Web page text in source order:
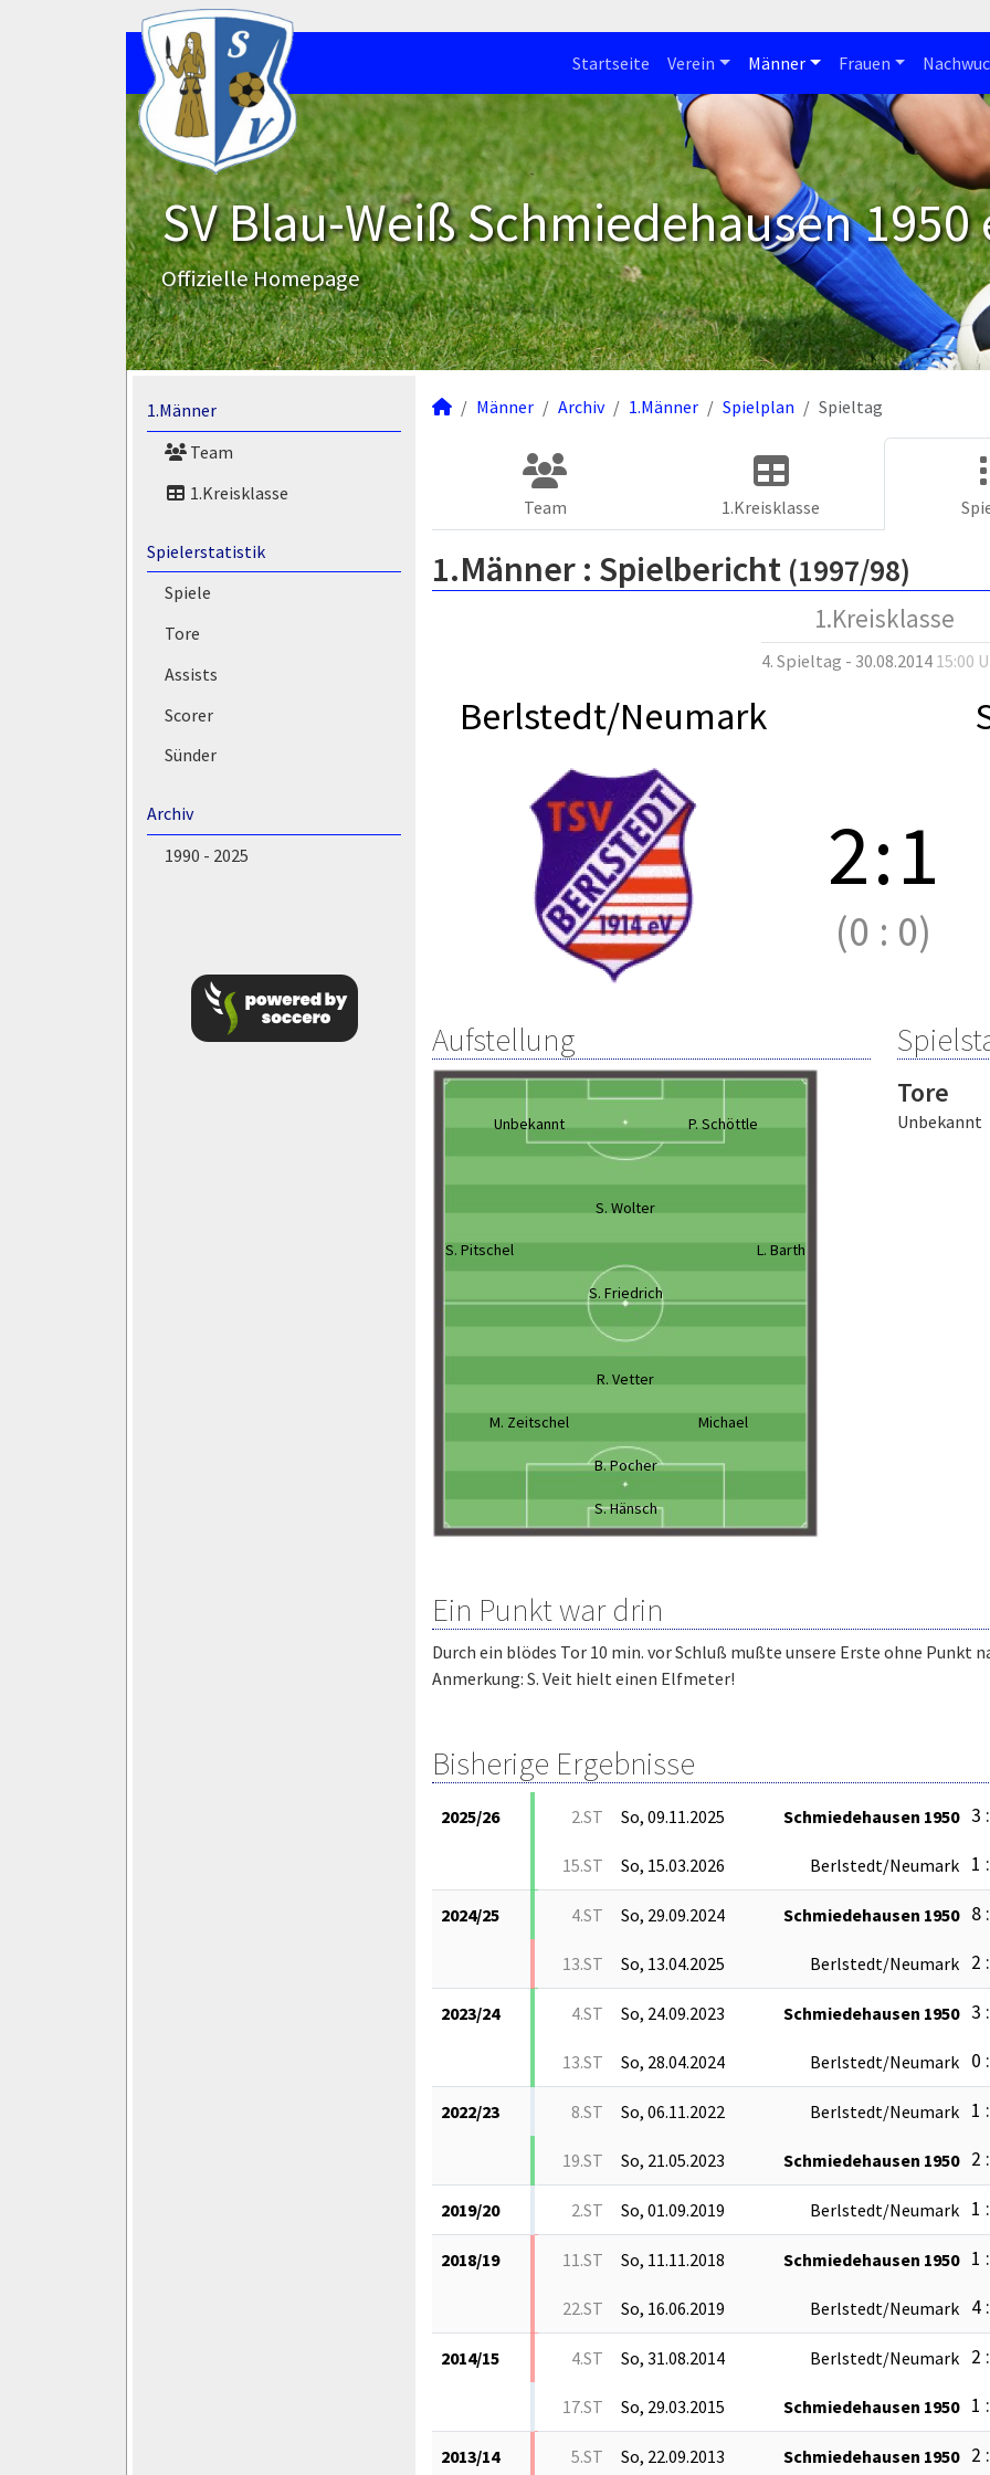
Startseite Verein Männer Frauen
SV Blau-Weiß Schmiedehausen 1950
Offizielle Homepage
1.Männer
Team
1.Kreisklasse
Spielerstatistik
Spiele
Tore
Assists
Scorer
Sünder
Archiv
1990 - 2025
Männer Archiv 1.Männer Spielplan Spieltag
Team 1.Kreisklasse
1.Männer : Spielbericht (1997/98)
1.Kreisklasse
4. Spieltag - 30.08.2014 15:00
Berlstedt/Neumark
2:1
(0 : 0)
Aufstellung
Unbekannt P. Schöttle
S. Wolter
S. Pitschel L. Barth
S. Friedrich
R. Vetter
M. Zeitschel Michael
B. Pocher
S. Hänsch
Tore
Unbekannt
Ein Punkt war drin
Durch ein blödes Tor 10 min. vor Schluß mußte unsere Erste ohne Punkt
Anmerkung: S. Veit hielt einen Elfmeter!
Bisherige Ergebnisse
2025/26 2.ST So, 09.11.2025 Schmiedehausen 1950 3
15.ST So, 15.03.2026 Berlstedt/Neumark 1
2024/25 4.ST So, 29.09.2024 Schmiedehausen 1950 8
13.ST So, 13.04.2025 Berlstedt/Neumark 2
2023/24 4.ST So, 24.09.2023 Schmiedehausen 1950 3
13.ST So, 28.04.2024 Berlstedt/Neumark 0
2022/23 8.ST So, 06.11.2022 Berlstedt/Neumark 1
19.ST So, 21.05.2023 Schmiedehausen 1950 2
2019/20 2.ST So, 01.09.2019 Berlstedt/Neumark 1
2018/19 11.ST So, 11.11.2018 Schmiedehausen 1950 1
22.ST So, 16.06.2019 Berlstedt/Neumark 4
2014/15 4.ST So, 31.08.2014 Berlstedt/Neumark 2
17.ST So, 29.03.2015 Schmiedehausen 1950 1
2013/14 5.ST So, 22.09.2013 Schmiedehausen 1950 2